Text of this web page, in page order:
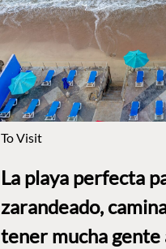
To Visit
La playa perfecta
zarandeado,
tener mucha